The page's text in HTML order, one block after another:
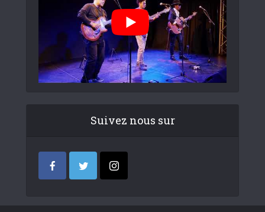
Suivez nous sur